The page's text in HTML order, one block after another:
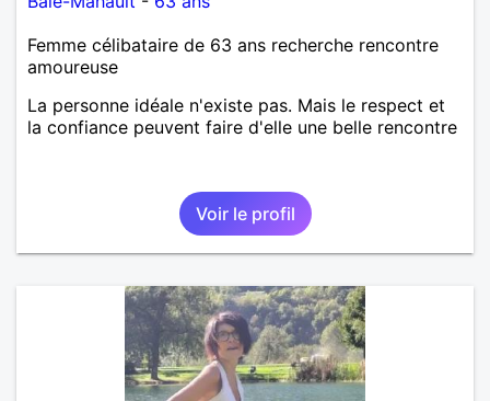
Femme célibataire de 63 ans recherche rencontre
amoureuse
La personne idéale n'existe pas. Mais le respect et
la confiance peuvent faire d'elle une belle rencontre
Voir le profil